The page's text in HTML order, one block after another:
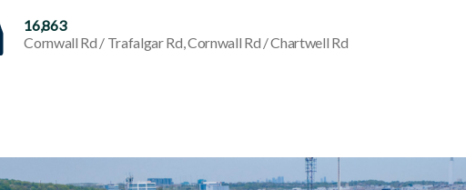
16,863
Cornwall Rd / Trafalgar Rd, Cornwall Rd / Chartwell Rd